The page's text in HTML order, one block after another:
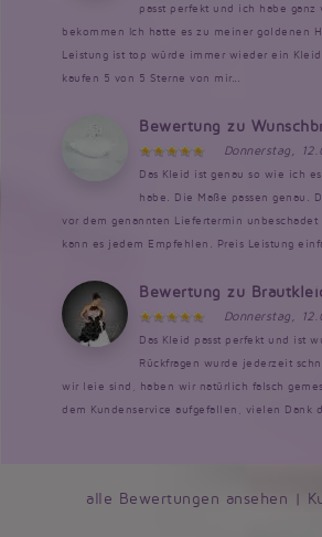
passt perfekt und ich habe
bekommen Ich hatte es zu meiner goldenen
Leistung ist top würde immer wieder ein
kaufen 5 von 5 Sterne von mir...
Bewertung zu
Donnerstag,
Das Kleid ist genau so wie ich
habe. Die Maße passen genau.
vor dem genannten Liefertermin unbeschadet
kann es jedem Empfehlen. Preis Leistung
Bewertung zu
Donnerstag,
Das Kleid passt perfekt und ist
Rückfragen wurde jederzeit
wir leie sind, haben wir natürlich falsch
dem Kundenservice aufgefallen, vielen Dank
alle Bewertungen ansehen |